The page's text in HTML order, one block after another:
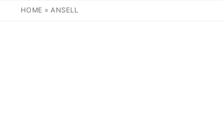
HOME »ANSELL